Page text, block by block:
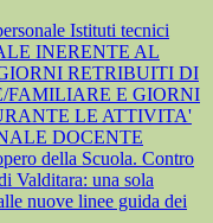
Istituti tecnici
INERENTE AL
RETRIBUITI DI
FAMILIARE E GIORNI
LE ATTIVITA'
DOCENTE
della Scuola. Contro
Valditara: una sola
nuove linee guida dei